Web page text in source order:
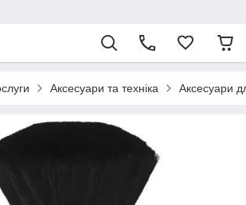
Аксесуари та техніка Аксесуари